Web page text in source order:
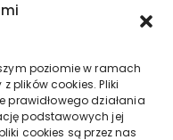
poziomie w ramach
plików cookies. Pliki
prawidłowego działania
podstawowych jej
cookies są przez nas